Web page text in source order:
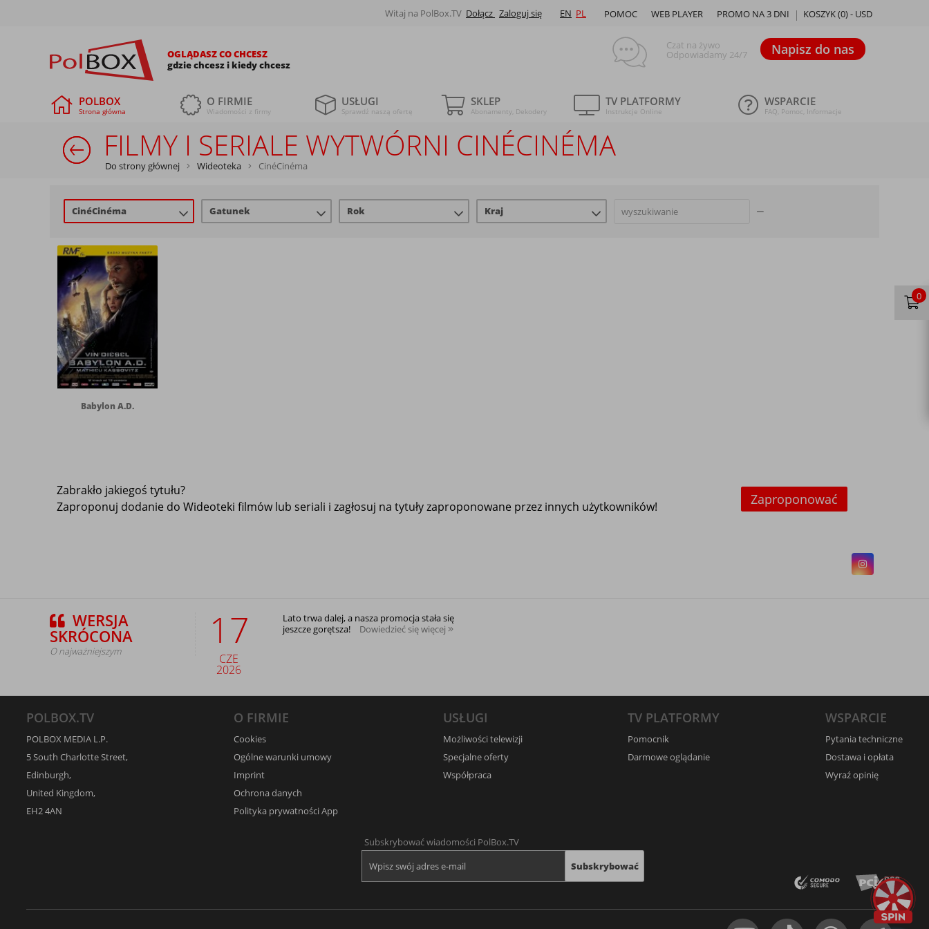
Witaj na PolBox.TV Dołącz Zaloguj się EN PL KOSZYK (0) - USD
PROMO NA 3 DNI
WEB PLAYER
POMOC
OGLĄDASZ CO CHCESZ
gdzie chcesz i kiedy chcesz
Czat na żywo
Odpowiadamy 24/7 Napisz do nas
POLBOX
Strona główna
O FIRMIE
Wiadomości z firmy
USŁUGI
Sprawdź naszą ofertę
SKLEP
Abonamenty, Dekodery
TV PLATFORMY
Instrukcje Online
WSPARCIE
FAQ, Pomoc, Informacje
FILMY I SERIALE WYTWÓRNI CINÉCINÉMA
Do strony głównej Wideoteka CinéCinéma
CinéCinéma Gatunek Rok Kraj
Babylon A.D.
Zabrakło jakiegoś tytułu?
Zaproponuj dodanie do Wideoteki filmów lub seriali i zagłosuj na tytuły zaproponowane przez innych użytkowników!
Zaproponować
WERSJA
SKRÓCONA
O najważniejszym 17
CZE
2026
Lato trwa dalej, a nasza promocja stała się
jeszcze gorętsza!
Dowiedzieć się więcej
0
POLBOX.TV
POLBOX MEDIA L.P.
5 South Charlotte Street,
Edinburgh,
United Kingdom,
EH2 4AN
O FIRMIE
Cookies
Ogólne warunki umowy
Imprint
Ochrona danych
Polityka prywatności App
USŁUGI
Możliwości telewizji
Specjalne oferty
Współpraca
TV PLATFORMY
Pomocnik
Darmowe oglądanie
WSPARCIE
Pytania techniczne
Dostawa i opłata
Wyraź opinię
Subskrybować wiadomości PolBox.TV
Subskrybować